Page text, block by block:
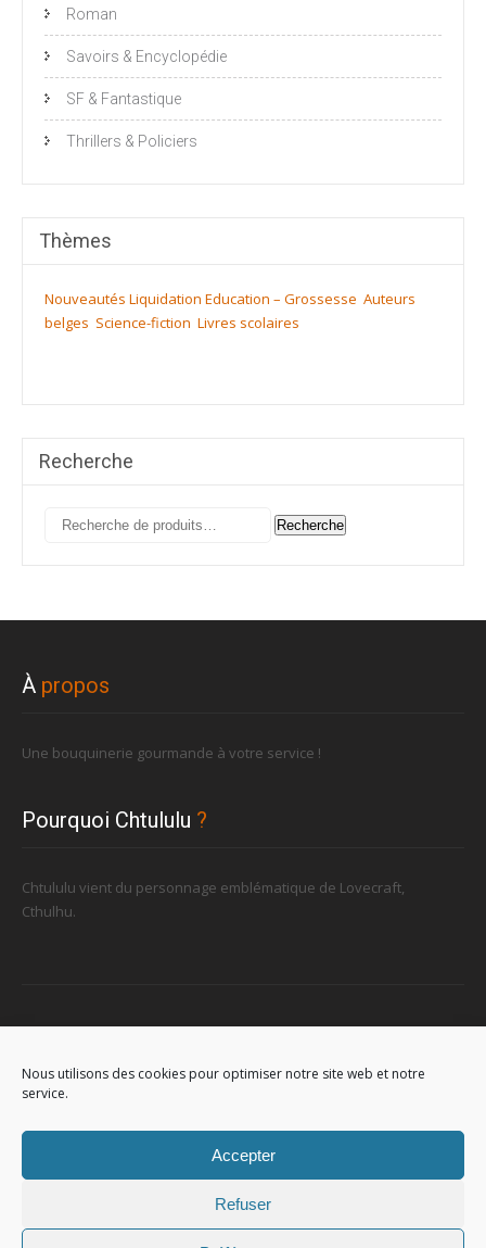
Nous utilisons des cookies pour optimiser notre site web et notre
service.
Accepter
Refuser
Roman
Savoirs & Encyclopédie
SF & Fantastique
Thrillers & Policiers
Thèmes
Nouveautés Liquidation Education – Grossesse Auteurs
belges Science-fiction Livres scolaires
Recherche
Recherche
Recherche
À propos
Une bouquinerie gourmande à votre service !
Pourquoi Chtululu ?
Chtululu vient du personnage emblématique de Lovecraft,
Cthulhu.